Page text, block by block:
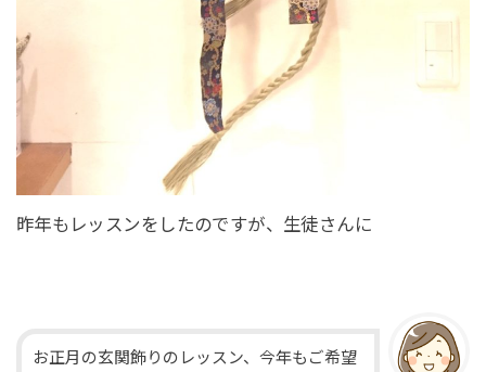
昨年もレッスンをしたのですが、生徒さんに
お正月の玄関飾りのレッスン、今年もご希望